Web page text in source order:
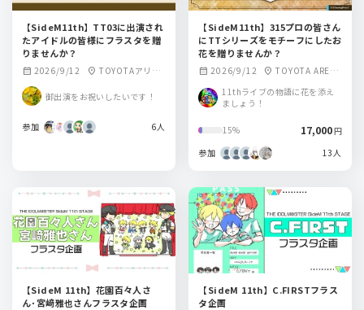
【SideM11th】TT03に出演され
たアイドルの皆様にフラスタを贈
りませんか？
calendar_month 2026/9/12 location_on TOYOTAアリー
御出演をお祝いしたいです！
参加 6人
【SideM11th】315プロの皆さん
にTTシリーズをモチーフにしたお
花を贈りませんか？
calendar_month 2026/9/12 location_on TOYOTA ARENA
TOKYO
11thライブの物語に花を添え
ましょう！
15% 17,000円
参加
13人
【SideM 11th】花園百々人さ
ん･宮﨑雅也さんフラスタ企画
【SideM 11th】C.FIRSTフラス
タ企画